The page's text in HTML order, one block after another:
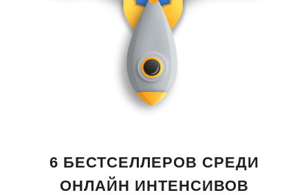
6 БЕСТСЕЛЛЕРОВ СРЕДИ
ОНЛАЙН ИНТЕНСИВОВ